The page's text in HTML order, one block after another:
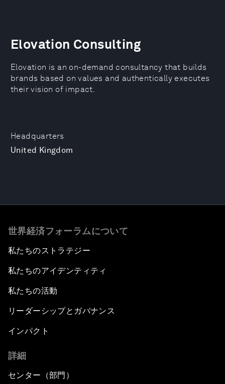
Headquarters
United Kingdom
Elovation Consulting
Elovation is an on-demand consultancy that builds
brands based on values and authentically executes
their vision of impact.
世界経済フォーラムについて
私たちのストラテジー
私たちのアイデンティティ
私たちの活動
リーダーシップとガバナンス
インパクト
詳細
センター（部門）